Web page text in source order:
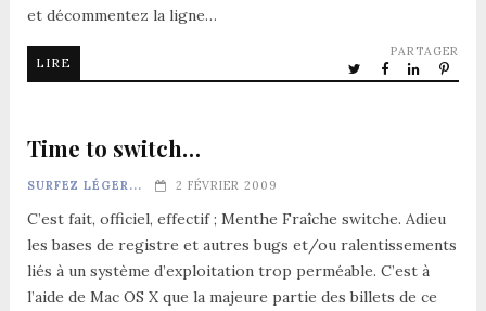
et décommentez la ligne…
LIRE
PARTAGER
Time to switch…
SURFEZ LÉGER... 2 FÉVRIER 2009
C’est fait, officiel, effectif ; Menthe Fraîche switche. Adieu
les bases de registre et autres bugs et/ou ralentissements
liés à un système d’exploitation trop perméable. C’est à
l’aide de Mac OS X que la majeure partie des billets de ce